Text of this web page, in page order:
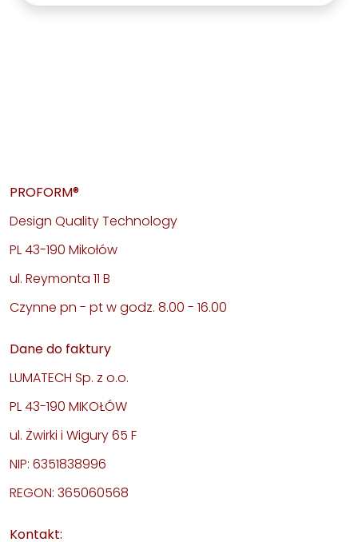
PROFORM®
Design Quality Technology
PL 43-190 Mikołów
ul. Reymonta 11 B
Czynne pn - pt w godz. 8.00 - 16.00
Dane do faktury
LUMATECH Sp. z o.o.
PL 43-190 MIKOŁÓW
ul. Żwirki i Wigury 65 F
NIP: 6351838996
REGON: 365060568
Kontakt: